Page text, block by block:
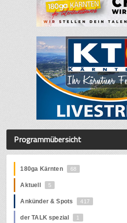
Programmübersicht
180ga Kärnten 68
Aktuell 5
Ankünder & Spots 417
der TALK spezial 1